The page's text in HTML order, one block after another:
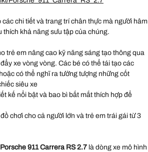
các chi tiết và trang trí chân thực mà người hâm
thích khả năng sưu tập của chúng.
trẻ em nâng cao kỹ năng sáng tạo thông qua
xe vòng vòng. Các bé có thể tái tạo các
có thể nghĩ ra tưởng tượng những cốt
siêu xe
kế nổi bật và bao bì bắt mắt thích hợp để
chơi cho cả người lớn và trẻ em trái gái từ 3
911 Carrera RS 2.7 là dòng xe mô hình